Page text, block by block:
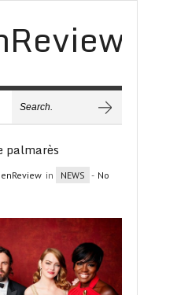
palmarès
in NEWS - No